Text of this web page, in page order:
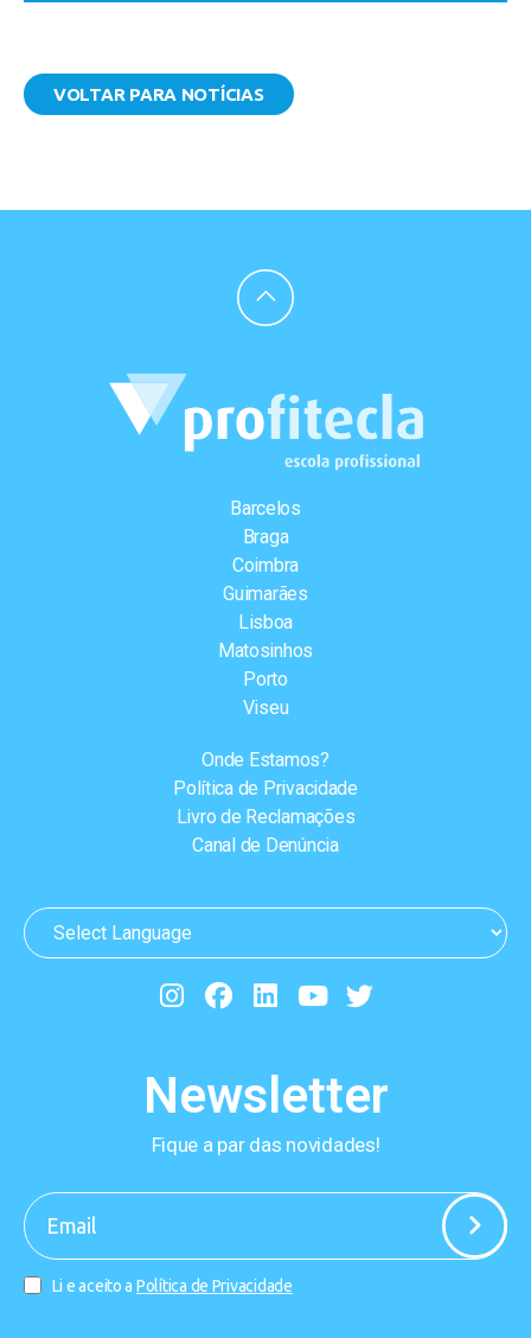
VOLTAR PARA NOTÍCIAS
Barcelos
Braga
Coimbra
Guimarães
Lisboa
Matosinhos
Porto
Viseu
Onde Estamos?
Política de Privacidade
Livro de Reclamações
Canal de Denúncia
Newsletter
Fique a par das novidades!
Li e aceito a Política de Privacidade
-